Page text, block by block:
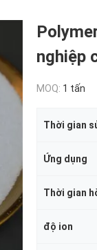
nghiệp
MOQ: 1 tấn
Thời gian
Ứng dụng
Thời gian
độ ion